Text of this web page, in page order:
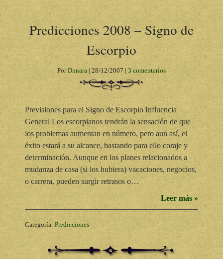
Predicciones 2008 – Signo de
Escorpio
PorDnnara | 28/12/2007 | 3 comentarios
Previsiones para el Signo de Escorpio Influencia
General Los escorpianos tendrán la sensación de que
los problemas aumentan en número, pero aun así, el
éxito estará a su alcance, bastando para ello coraje y
determinación. Aunque en los planes relacionados a
mudanza de casa (si los hubiera) vacaciones, negocios,
o carrera, pueden surgir retrasos o…
Leer más »
Categoría: Predicciones